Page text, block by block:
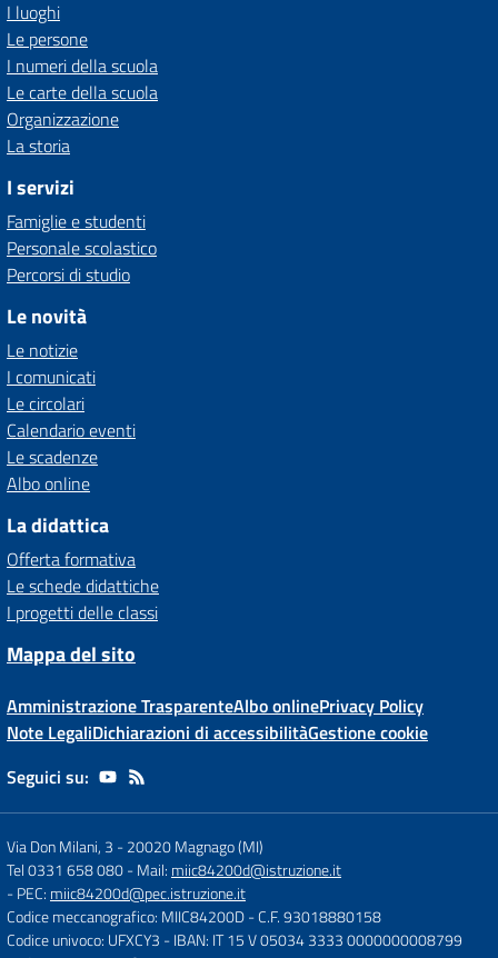
I luoghi
Le persone
I numeri della scuola
Le carte della scuola
Organizzazione
La storia
I servizi
Famiglie e studenti
Personale scolastico
Percorsi di studio
Le novità
Le notizie
I comunicati
Le circolari
Calendario eventi
Le scadenze
Albo online
La didattica
Offerta formativa
Le schede didattiche
I progetti delle classi
Mappa del sito
Amministrazione TrasparenteAlbo onlinePrivacy Policy
Note LegaliDichiarazioni di accessibilitàGestione cookie
Seguici su:
Via Don Milani, 3 -20020 Magnago (MI)
Tel 0331 658 080- Mail: miic84200d@istruzione.it
- PEC: miic84200d@pec.istruzione.it
Codice meccanografico: MIIC84200D- C.F. 93018880158
Codice univoco: UFXCY3 - IBAN: IT 15 V 05034 3333 0000000008799